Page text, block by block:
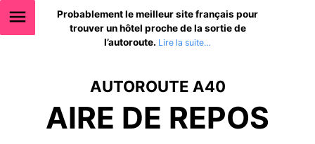
Probablement le meilleur site français pour
trouver un hôtel proche de la sortie de
l’autoroute.
AUTOROUTE A40
AIRE DE REPOS